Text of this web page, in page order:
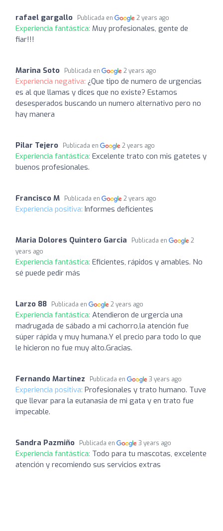
rafael gargallo Publicada en 2 years ago
Experiencia fantástica: Muy profesionales, gente de
fiar!!!
Marina Soto Publicada en 2 years ago
Experiencia negativa: ¿Que tipo de numero de urgencias
es al que llamas y dices que no existe? Estamos
desesperados buscando un numero alternativo pero no
hay manera
Pilar Tejero Publicada en 2 years ago
Experiencia fantástica: Excelente trato con mis gatetes y
buenos profesionales.
Francisco M Publicada en 2 years ago
Experiencia positiva: Informes deficientes
Maria Dolores Quintero Garcia Publicada en
2
years ago
Experiencia fantástica: Eficientes, rápidos y amables. No
sé puede pedir más
Larzo 88 Publicada en 2 years ago
Experiencia fantástica: Atendieron de urgercia una
madrugada de sábado a mi cachorro,la atención fue
súper rápida y muy humana.Y el precio para todo lo que
le hicieron no fue muy alto.Gracias.
Fernando Martínez Publicada en 3 years ago
Experiencia positiva: Profesionales y trato humano. Tuve
que llevar para la eutanasia de mi gata y en trato fue
impecable.
Sandra Pazmiño Publicada en 3 years ago
Experiencia fantástica: Todo para tu mascotas, excelente
atención y recomiendo sus servicios extras